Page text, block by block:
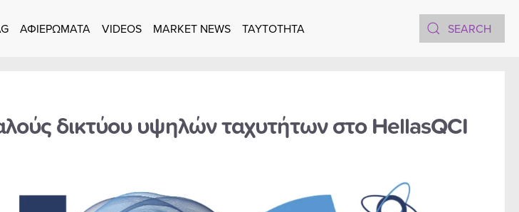
ΑΦΙΕΡΩΜΑΤΑ VIDEOS MARKET NEWS TAYTOTHTA
δικτύου υψηλών ταχυτήτων στο HellasQCI